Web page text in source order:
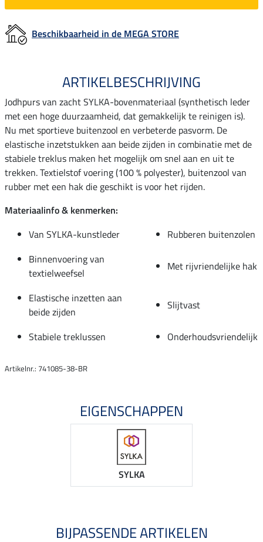
Beschikbaarheid in de MEGA STORE
ARTIKELBESCHRIJVING
Jodhpurs van zacht SYLKA-bovenmateriaal (synthetisch leder
met een hoge duurzaamheid, dat gemakkelijk te reinigen is).
Nu met sportieve buitenzool en verbeterde pasvorm. De
elastische inzetstukken aan beide zijden in combinatie met de
stabiele treklus maken het mogelijk om snel aan en uit te
trekken. Textielstof voering (100 % polyester), buitenzool van
rubber met een hak die geschikt is voor het rijden.
Materiaalinfo & kenmerken:
Van SYLKA-kunstleder
Rubberen buitenzolen
Binnenvoering van
textielweefsel
Met rijvriendelijke hak
Elastische inzetten aan
beide zijden
Slijtvast
Stabiele treklussen Onderhoudsvriendelijk
Artikelnr.: 741085-38-BR
EIGENSCHAPPEN
SYLKA
BIJPASSENDE ARTIKELEN